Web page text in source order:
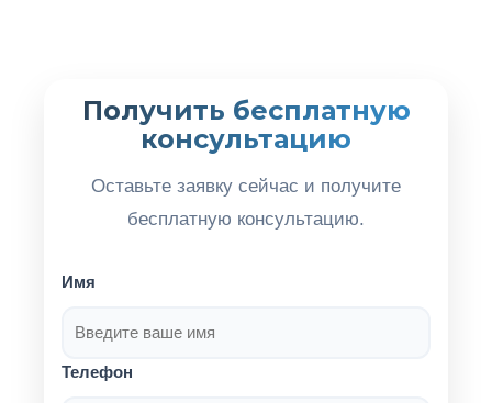
Получить бесплатную
консультацию
Оставьте заявку сейчас и получите
бесплатную консультацию.
Имя
Телефон